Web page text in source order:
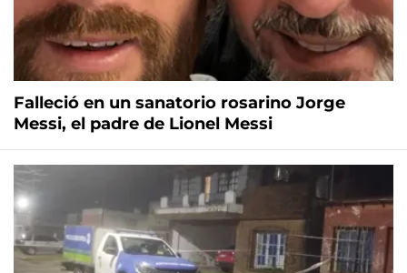
Falleció en un sanatorio rosarino Jorge
Messi, el padre de Lionel Messi